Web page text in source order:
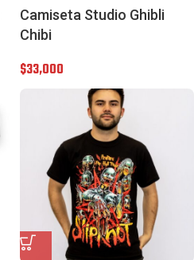
Camiseta Studio Ghibli
Chibi
$33,000